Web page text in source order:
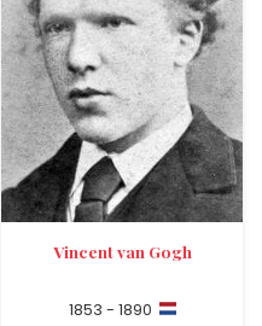
Vincent van Gogh
1853 - 1890